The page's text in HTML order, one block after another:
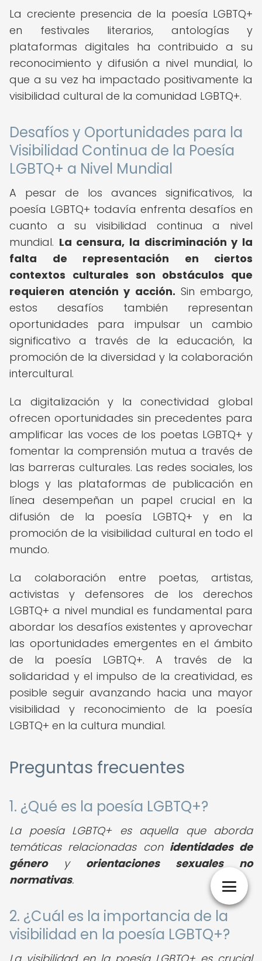
La creciente presencia de la poesía LGBTQ+
en festivales literarios, antologías y
plataformas digitales ha contribuido a su
reconocimiento y difusión a nivel mundial, lo
que a su vez ha impactado positivamente la
visibilidad cultural de la comunidad LGBTQ+.
Desafíos y Oportunidades para la
Visibilidad Continua de la Poesía
LGBTQ+ a Nivel Mundial
A pesar de los avances significativos, la
poesía LGBTQ+ todavía enfrenta desafíos en
cuanto a su visibilidad continua a nivel
mundial. La censura, la discriminación y la
falta de representación en ciertos
contextos culturales son obstáculos que
requieren atención y acción. Sin embargo,
estos desafíos también representan
oportunidades para impulsar un cambio
significativo a través de la educación, la
promoción de la diversidad y la colaboración
intercultural.
La digitalización y la conectividad global
ofrecen oportunidades sin precedentes para
amplificar las voces de los poetas LGBTQ+ y
fomentar la comprensión mutua a través de
las barreras culturales. Las redes sociales, los
blogs y las plataformas de publicación en
línea desempeñan un papel crucial en la
difusión de la poesía LGBTQ+ y en la
promoción de la visibilidad cultural en todo el
mundo.
La colaboración entre poetas, artistas,
activistas y defensores de los derechos
LGBTQ+ a nivel mundial es fundamental para
abordar los desafíos existentes y aprovechar
las oportunidades emergentes en el ámbito
de la poesía LGBTQ+. A través de la
solidaridad y el impulso de la creatividad, es
posible seguir avanzando hacia una mayor
visibilidad y reconocimiento de la poesía
LGBTQ+ en la cultura mundial.
Preguntas frecuentes
1. ¿Qué es la poesía LGBTQ+?
La poesía LGBTQ+ es aquella que aborda
temáticas relacionadas con identidades de
géneroy orientaciones sexuales no
normativas.
2. ¿Cuál es la importancia de la
visibilidad en la poesía LGBTQ+?